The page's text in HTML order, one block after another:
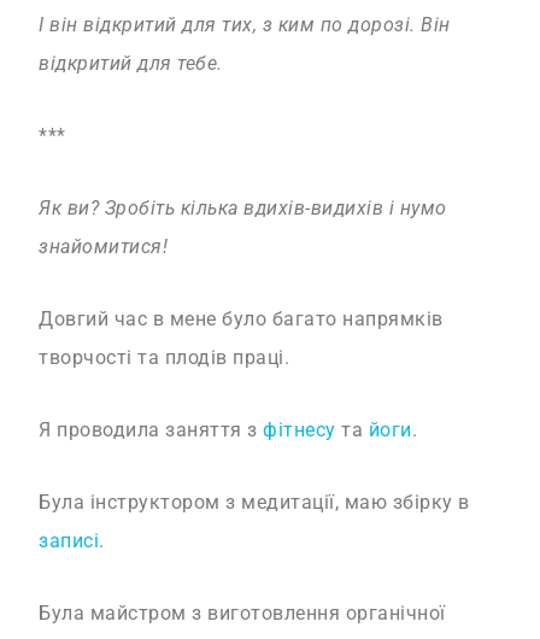
І він відкритий для тих, з ким по дорозі.Він
відкритий для тебе.
***
Як ви? Зробіть кілька вдихів-видихів і нумо
знайомитися!
Довгий час в мене було багато напрямків
творчості та плодів праці.
Я проводила заняття зфітнесу та йоги.
Була інструктором з медитації, маю збірку в
записі.
Була майстром з виготовлення органічної